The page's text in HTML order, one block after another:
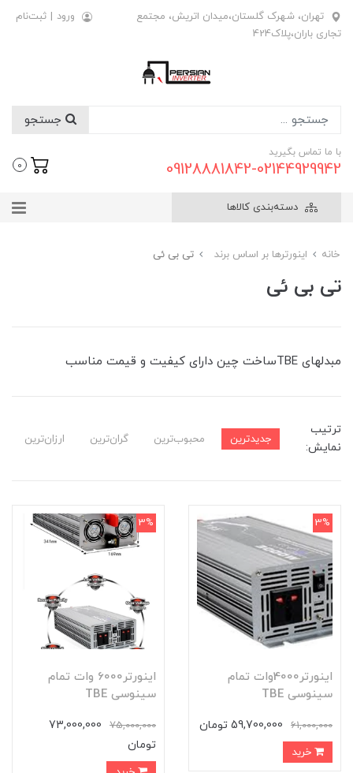
تهران، شهرک گلستان،میدان اتریش، مجتمع
تجاری باران،پلاک424
ورود | ثبت‌نام
با ما تماس بگیرید
09128881842-02144929942
0
دسته‌بندی کالاها
خانه اینورترها بر اساس برند تی بی ئی
تی بی ئی
مبدلهای TBEساخت چین دارای کیفیت و قیمت مناسب
ترتیب
نمایش:
جدیدترین محبوب‌ترین گران‌ترین ارزان‌ترین
اینورتر4000وات تمام
سینوسی TBE
61,000,000 59,700,000 تومان
3%
اینورتر6000 وات تمام
سینوسی TBE
75,000,000
73,000,000
تومان
3%